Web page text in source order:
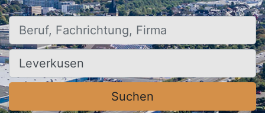
Beruf, Fachrichtung, Firma
Ort, Stadt
Suchen